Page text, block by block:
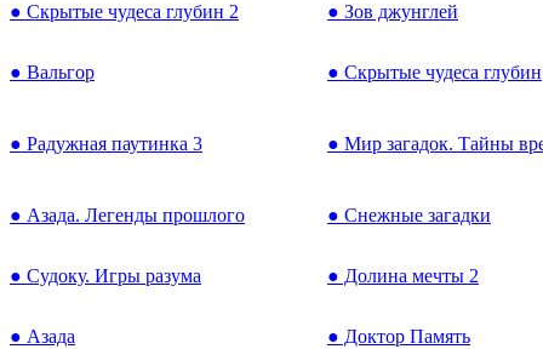
● Скрытые чудеса глубин 2 ● Зов джунглей
● Вальгор ● Скрытые чудеса глубин
● Радужная паутинка 3 ● Мир загадок. Тайны
● Азада. Легенды прошлого ● Снежные загадки
● Судоку. Игры разума ● Долина мечты 2
● Азада ● Доктор Память